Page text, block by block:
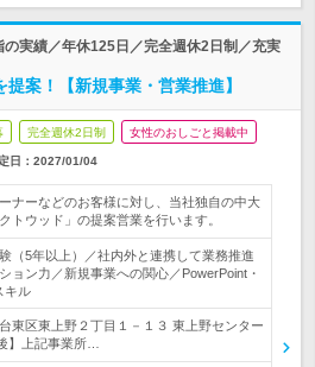
実績／年休125日／完全週休2日制／充実
案！【新規事業・営業推進】
完全週休2日制 女性のおしごと掲載中
日： 2027/01/04
ナーなどのお客様に対し、当社独自の中大
トウッド」の提案営業を行います。
（5年以上）／社内外と連携して業務推進
ョン力／新規事業への関心／PowerPoint・
キル
東区東上野２丁目１－１３ 東上野センター
】上記事業所…